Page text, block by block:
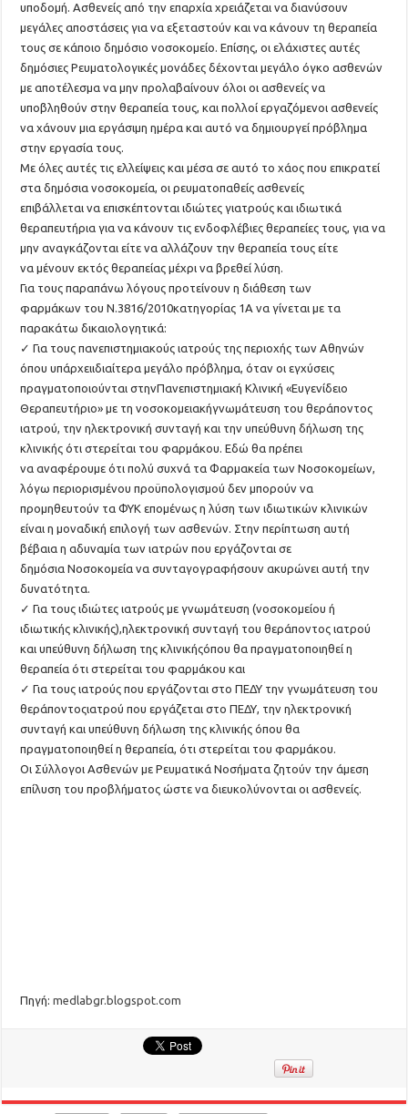
υποδομή. Ασθενείς από την επαρχία χρειάζεταινα διανύσουν
μεγάλες αποστάσεις για να εξεταστούν και να κάνουν τη θεραπεία
τους σε κάποιο δημόσιο νοσοκομείο. Επίσης, οι ελάχιστες αυτές
δημόσιες Ρευματολογικές μονάδες δέχονται μεγάλο όγκο ασθενών
με αποτέλεσμανα μην προλαβαίνουν όλοι οι ασθενείς να
υποβληθούν στην θεραπεία τους, και πολλοίεργαζόμενοι ασθενείς
να χάνουν μια εργάσιμη ημέρακαι αυτό να δημιουργεί πρόβλημα
στην εργασία τους.
Με όλες αυτές τις ελλείψεις και μέσα σεαυτό το χάος που επικρατεί
στα δημόσια νοσοκομεία, οιρευματοπαθείςασθενείς
επιβάλλεταιναεπισκέπτονται ιδιώτες γιατρούς και ιδιωτικά
θεραπευτήρια για να κάνουν τις ενδοφλέβιεςθεραπείες τους, για να
μην αναγκάζονταιείτενα αλλάζουν την θεραπεία τουςείτε
ναμένουν εκτός θεραπείας μέχρι να βρεθεί λύση.
Για τους παραπάνω λόγους προτείνουν η διάθεση των
φαρμάκων του Ν.3816/2010κατηγορίας 1Α να γίνεται με τα
παρακάτω δικαιολογητικά:
✓Για τους πανεπιστημιακούς ιατρούς της περιοχής των Αθηνών
όπου υπάρχειιδιαίτερα μεγάλο πρόβλημα, όταν οι εγχύσεις
πραγματοποιούνται στηνΠανεπιστημιακή Κλινική «Ευγενίδειο
Θεραπευτήριο» με τη νοσοκομειακήγνωμάτευση του θεράποντος
ιατρού, την ηλεκτρονική συνταγή και την υπεύθυνη δήλωση της
κλινικής ότι στερείται του φαρμάκου. Εδώ θα πρέπει
να αναφέρουμε ότι πολύ συχνά τα Φαρμακεία των Νοσοκομείων,
λόγω περιορισμένου προϋπολογισμού δεν μπορούν να
προμηθευτούν τα ΦΥΚ επομένως η λύση των ιδιωτικών κλινικών
είναι η μοναδική επιλογή των ασθενών. Στην περίπτωση αυτή
βέβαια η αδυναμία των ιατρών που εργάζονται σε
δημόσιαΝοσοκομεία να συνταγογραφήσουνακυρώνει αυτή την
δυνατότητα.
✓Για τους ιδιώτες ιατρούς με γνωμάτευση (νοσοκομείου ή
ιδιωτικής κλινικής),ηλεκτρονική συνταγή του θεράποντος ιατρού
και υπεύθυνη δήλωση της κλινικήςόπου θα πραγματοποιηθεί η
θεραπεία ότι στερείται του φαρμάκου και
✓Για τους ιατρούς που εργάζονται στο ΠΕΔΥ την γνωμάτευση του
θεράποντοςιατρού που εργάζεται στο ΠΕΔΥ, την ηλεκτρονική
συνταγή και υπεύθυνη δήλωση της κλινικής όπου θα
πραγματοποιηθεί η θεραπεία, ότι στερείται του φαρμάκου.
Οι ΣύλλογοιΑσθενών με Ρευματικά Νοσήματα ζητούν την άμεση
επίλυση του προβλήματος ώστε να διευκολύνονται οι ασθενείς.
Πηγή:medlabgr.blogspot.com